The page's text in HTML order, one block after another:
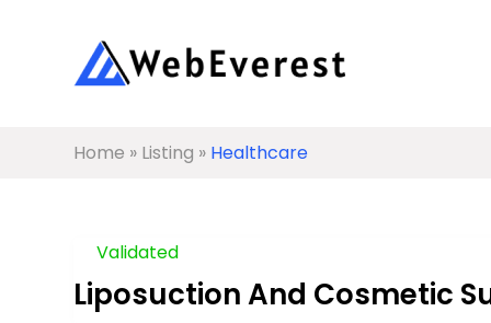
Home » Listing » Healthcare
Validated
Liposuction And Cosmetic